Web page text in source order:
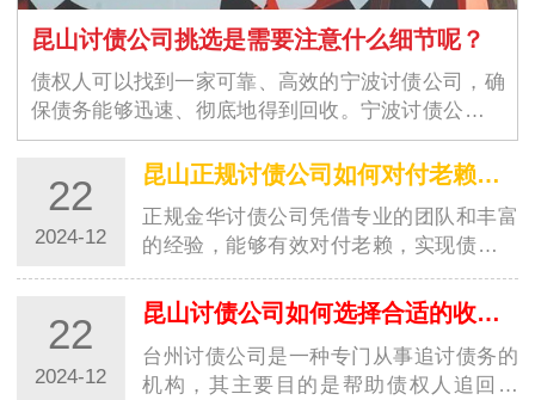
昆山讨债公司挑选是需要注意什么细节呢？
债权人可以找到一家可靠、高效的宁波讨债公司，确
保债务能够迅速、彻底地得到回收。宁波讨债公司的
选择不仅仅是为了解决眼前的经济问题，更是为了维
护商业环境的稳定与良好运作。随着商业交易的增加
和…
22
2024-12
昆山正规讨债公司如何对付老赖？都有哪些高招？
正规金华讨债公司凭借专业的团队和丰富
的经验，能够有效对付老赖，实现债务追
讨的目标。这些高招的运用，让讨债行业
更加规范，并为债权人提供了更好的保
障。随着社会经济的发展，讨债行业也越
来越受到…
22
2024-12
昆山讨债公司如何选择合适的收费方式？
台州讨债公司是一种专门从事追讨债务的
机构，其主要目的是帮助债权人追回欠